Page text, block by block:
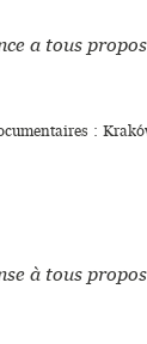
a tous propos
:
à tous propos